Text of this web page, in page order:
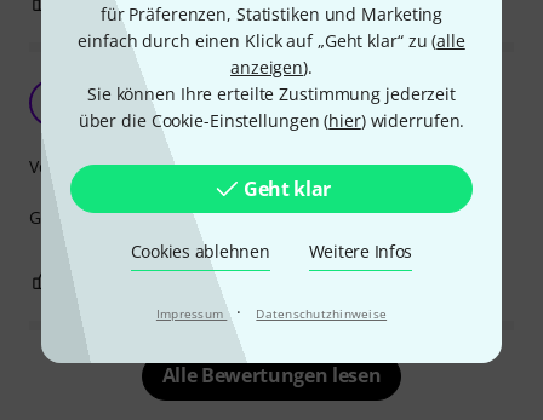
für Präferenzen, Statistiken und Marketing
einfach durch einen Klick auf „Geht klar“ zu (alle
anzeigen).
Sie können Ihre erteilte Zustimmung jederzeit
über die Cookie-Einstellungen (hier) widerrufen.
Geht klar
Cookies ablehnen Weitere Infos
Impressum · Datenschutzhinweise
Gut un günstig
MrT# 15.04.2025
Günstige Alterntive zum Platzhirsch Neutrik.
Verarbeitung
BEWERTUNG MELDEN
Alle Bewertungen lesen